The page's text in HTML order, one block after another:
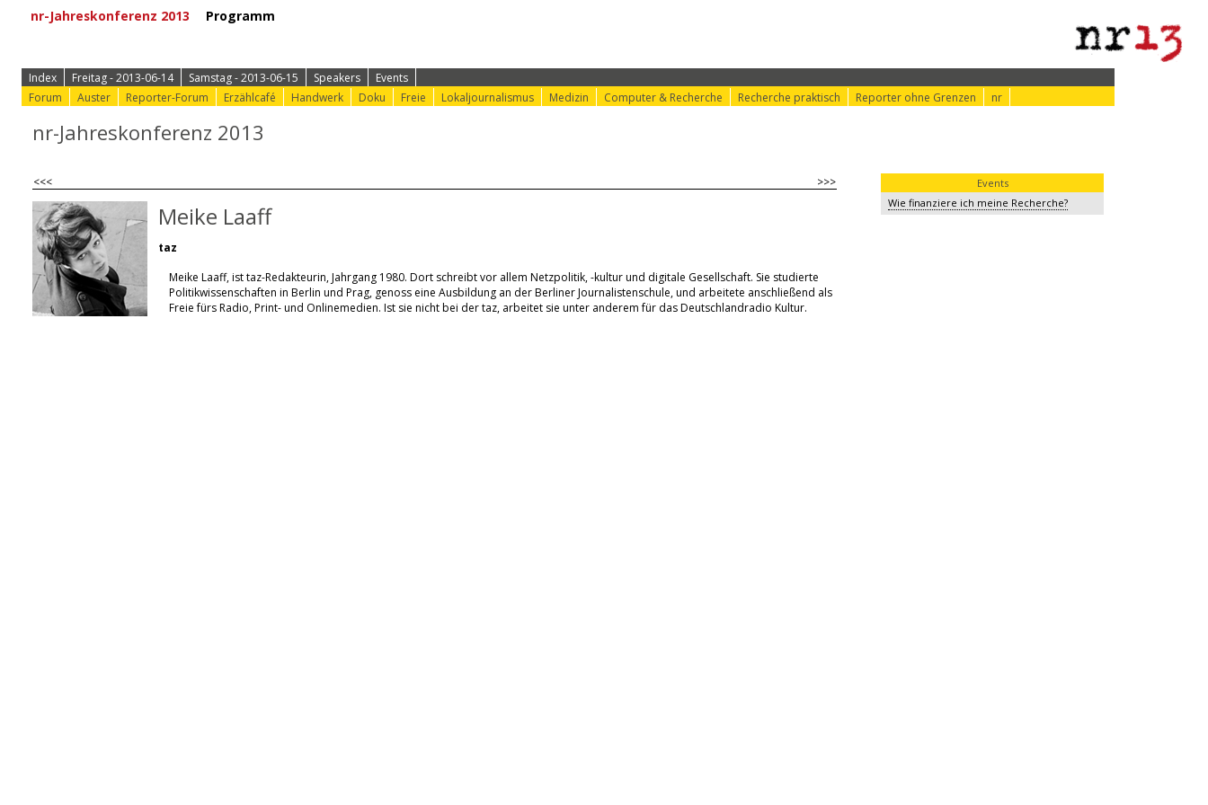
Index Freitag - 2013-06-14 Samstag - 2013-06-15 Speakers
Events
Forum
Auster Reporter-Forum Erzählcafé Handwerk Doku Freie Lokaljournalismus Medizin Computer & Recherche Recherche praktisch Reporter ohne Grenzen nr
nr-Jahreskonferenz 2013
Events
Wie finanziere ich meine Recherche?
Meike Laaff
taz
Meike Laaff, ist taz-Redakteurin, Jahrgang 1980. Dort schreibt vor allem Netzpolitik, -kultur und digitale Gesellschaft. Sie studierte
Politikwissenschaften in Berlin und Prag, genoss eine Ausbildung an der Berliner Journalistenschule, und arbeitete anschließend als
Freie fürs Radio, Print- und Onlinemedien. Ist sie nicht bei der taz, arbeitet sie unter anderem für das Deutschlandradio Kultur.
<<< >>>
nr-Jahreskonferenz 2013 Programm